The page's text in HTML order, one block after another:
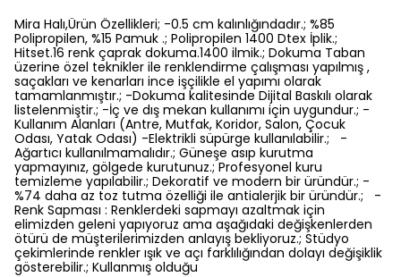
Mira Halı,Ürün Özellikleri; -0.5 cm kalınlığındadır.; %85
Polipropilen, %15 Pamuk .; Polipropilen 1400 Dtex İplik.;
Hitset.16 renk çaprak dokuma.1400 ilmik.; Dokuma Taban
üzerine özel teknikler ile renklendirme çalışması yapılmış ,
saçakları ve kenarları ince işçilikle el yapımı olarak
tamamlanmıştır.; -Dokuma kalitesinde Dijital Baskılı olarak
listelenmiştir.; -İç ve dış mekan kullanımı için uygundur.; -
Kullanım Alanları (Antre, Mutfak, Koridor, Salon, Çocuk
Odası, Yatak Odası) -Elektrikli süpürge kullanılabilir.; -
Ağartıcı kullanılmamalıdır.; Güneşe asıp kurutma
yapmayınız, gölgede kurutunuz.; Profesyonel kuru
temizleme yapılabilir.; Dekoratif ve modern bir üründür.; -
%74 daha az toz tutma özelliği ile antialerjik bir üründür.; -
Renk Sapması : Renklerdeki sapmayı azaltmak için
elimizden geleni yapıyoruz ama aşağıdaki değişkenlerden
ötürü de müşterilerimizden anlayış bekliyoruz.; Stüdyo
çekimlerinde renkler ışık ve açı farklılığından dolayı değişiklik
gösterebilir.; Kullanmış olduğu